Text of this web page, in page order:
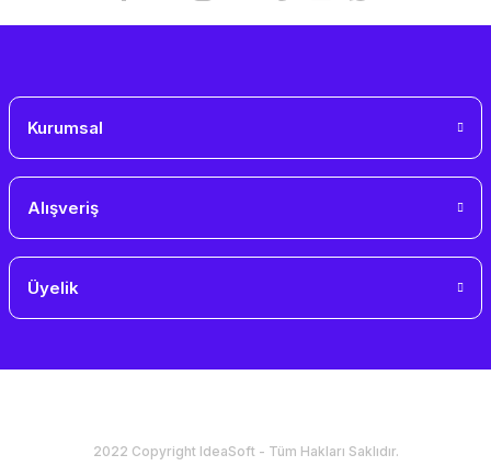
Kurumsal
Alışveriş
Üyelik
2022 Copyright IdeaSoft - Tüm Hakları Saklıdır.